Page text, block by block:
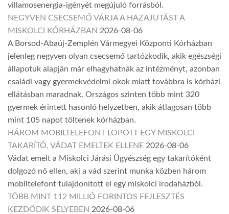
villamosenergia-igényét megújuló forrásból.
NEGYVEN CSECSEMŐ VÁRJA A HAZAJUTÁST A
MISKOLCI KÓRHÁZBAN 2026-08-06
A Borsod-Abaúj-Zemplén Vármegyei Központi Kórházban
jelenleg negyven olyan csecsemő tartózkodik, akik egészségi
állapotuk alapján már elhagyhatnák az intézményt, azonban
családi vagy gyermekvédelmi okok miatt továbbra is kórházi
ellátásban maradnak. Országos szinten több mint 320
gyermek érintett hasonló helyzetben, akik átlagosan több
mint 105 napot töltenek kórházban.
HÁROM MOBILTELEFONT LOPOTT EGY MISKOLCI
TAKARÍTÓ, VÁDAT EMELTEK ELLENE 2026-08-06
Vádat emelt a Miskolci Járási Ügyészség egy takarítóként
dolgozó nő ellen, aki a vád szerint munka közben három
mobiltelefont tulajdonított el egy miskolci irodaházból.
TÖBB MINT 112 MILLIÓ FORINTOS FEJLESZTÉS
KEZDŐDIK SELYEBEN 2026-08-06